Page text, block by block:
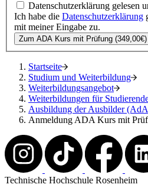
Datenschutzerklärung gelesen
Ich habe die Datenschutzerklärung
mit meiner Eingabe zu.
Zum ADA Kurs mit Prüfung
Startseite
Studium und Weiterbildung
Weiterbildungsangebot
Weiterbildungen für
Ausbildung der Ausbilder
Anmeldung ADA Kurs mit
Technische Hochschule Rosenheim